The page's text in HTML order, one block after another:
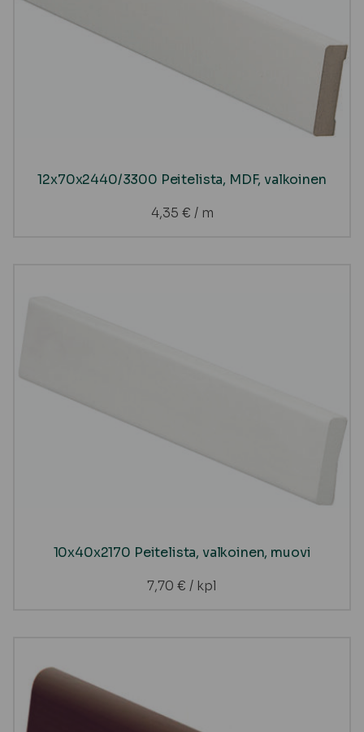
12x70x2440/3300 Peitelista, MDF, valkoinen
4,35 € / m
10x40x2170 Peitelista, valkoinen, muovi
7,70 € / kpl